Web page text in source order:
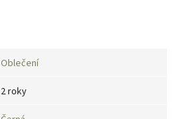
Oblečení
2 roky